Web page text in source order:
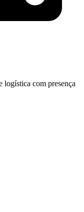
logística com presença